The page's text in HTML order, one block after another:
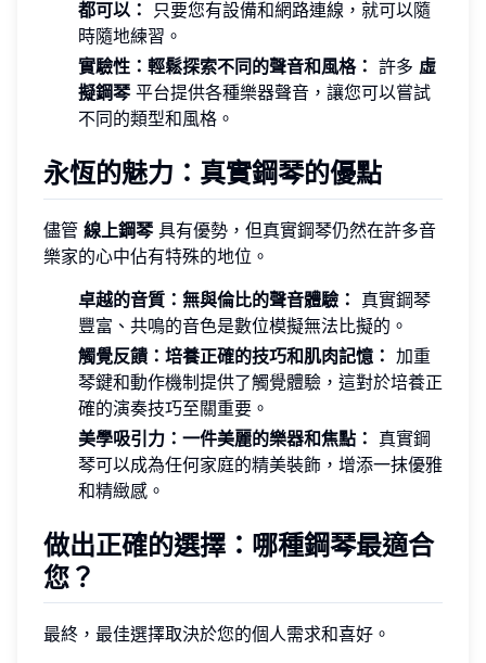
都可以：
只要您有設備和網路連線，就可以隨
時隨地練習。
實驗性：輕鬆探索不同的聲音和風格： 許多 虛
擬鋼琴平台提供各種樂器聲音，讓您可以嘗試
不同的類型和風格。
永恆的魅力：真實鋼琴的優點
儘管 線上鋼琴具有優勢，但真實鋼琴仍然在許多音
樂家的心中佔有特殊的地位。
卓越的音質：無與倫比的聲音體驗： 真實鋼琴
豐富、共鳴的音色是數位模擬無法比擬的。
觸覺反饋：培養正確的技巧和肌肉記憶： 加重
琴鍵和動作機制提供了觸覺體驗，這對於培養正
確的演奏技巧至關重要。
美學吸引力：一件美麗的樂器和焦點： 真實鋼
琴可以成為任何家庭的精美裝飾，增添一抹優雅
和精緻感。
做出正確的選擇：哪種鋼琴最適合
您？
最終，最佳選擇取決於您的個人需求和喜好。